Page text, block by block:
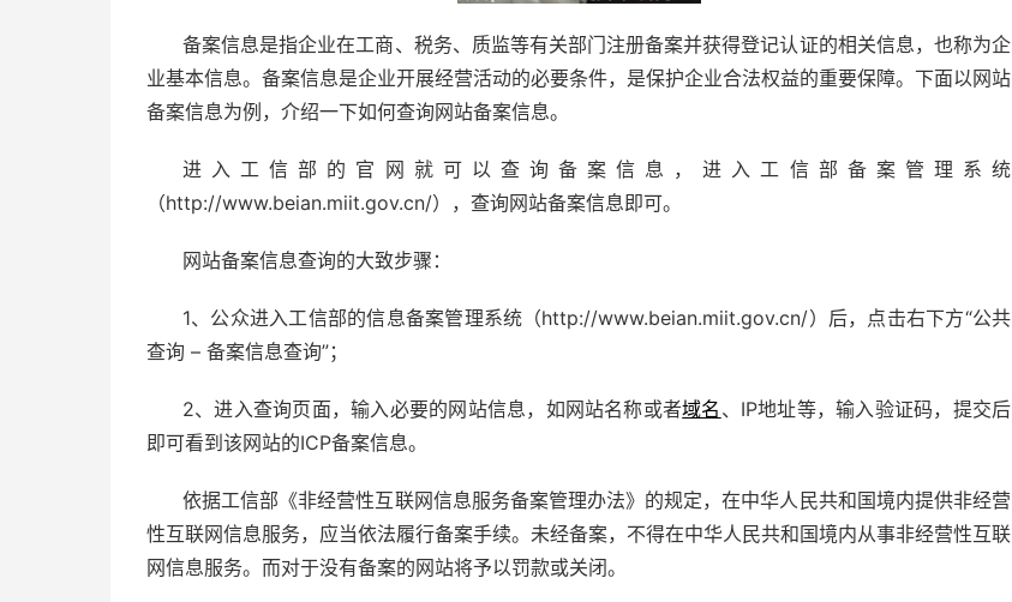
备案信息是指企业在工商、税务、质监等有关部门注册备案并获得登记认证的相关信息，也称为企
业基本信息。备案信息是企业开展经营活动的必要条件，是保护企业合法权益的重要保障。下面以网站
备案信息为例，介绍一下如何查询网站备案信息。
进入工信部的官网就可以查询备案信息，进入工信部备案管理系统
（http://www.beian.miit.gov.cn/），查询网站备案信息即可。
网站备案信息查询的大致步骤：
1、公众进入工信部的信息备案管理系统（http://www.beian.miit.gov.cn/）后，点击右下方“公共
查询 – 备案信息查询”；
2、进入查询页面，输入必要的网站信息，如网站名称或者域名 、IP地址等，输入验证码，提交后
即可看到该网站的ICP备案信息。
依据工信部《非经营性互联网信息服务备案管理办法》的规定，在中华人民共和国境内提供非经营
性互联网信息服务，应当依法履行备案手续。未经备案，不得在中华人民共和国境内从事非经营性互联
网信息服务。而对于没有备案的网站将予以罚款或关闭。